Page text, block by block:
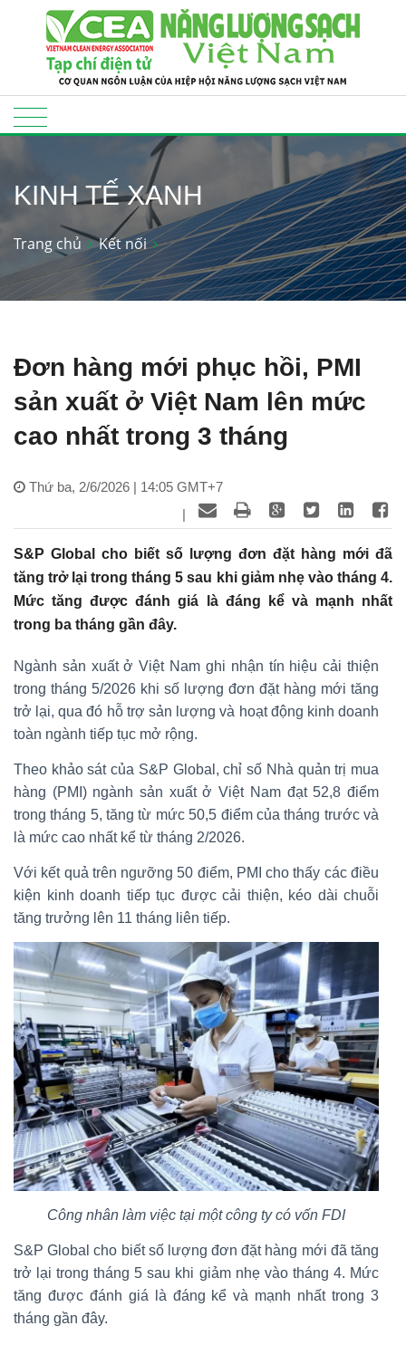
KINH TẾ XANH
Trang chủ Kết nối
Đơn hàng mới phục hồi, PMI
sản xuất ở Việt Nam lên mức
cao nhất trong 3 tháng
Thứ ba, 2/6/2026 | 14:05 GMT+7
|
S&P Global cho biết số lượng đơn đặt hàng mới đã
tăng trở lại trong tháng 5 sau khi giảm nhẹ vào tháng 4.
Mức tăng được đánh giá là đáng kể và mạnh nhất
trong ba tháng gần đây.
Ngành sản xuất ở Việt Nam ghi nhận tín hiệu cải thiện
trong tháng 5/2026 khi số lượng đơn đặt hàng mới tăng
trở lại, qua đó hỗ trợ sản lượng và hoạt động kinh doanh
toàn ngành tiếp tục mở rộng.
Theo khảo sát của S&P Global, chỉ số Nhà quản trị mua
hàng (PMI) ngành sản xuất ở Việt Nam đạt 52,8 điểm
trong tháng 5, tăng từ mức 50,5 điểm của tháng trước và
là mức cao nhất kể từ tháng 2/2026.
Với kết quả trên ngưỡng 50 điểm, PMI cho thấy các điều
kiện kinh doanh tiếp tục được cải thiện, kéo dài chuỗi
tăng trưởng lên 11 tháng liên tiếp.
Công nhân làm việc tại một công ty có vốn FDI
S&P Global cho biết số lượng đơn đặt hàng mới đã tăng
trở lại trong tháng 5 sau khi giảm nhẹ vào tháng 4. Mức
tăng được đánh giá là đáng kể và mạnh nhất trong 3
tháng gần đây.